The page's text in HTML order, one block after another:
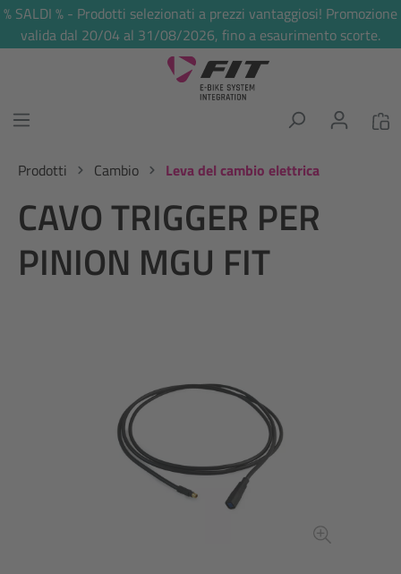
principale
% SALDI % - Prodotti selezionati a prezzi vantaggiosi! Promozione
valida dal 20/04 al 31/08/2026, fino a esaurimento scorte.
Prodotti Cambio Leva del cambio elettrica
CAVO TRIGGER PER
PINION MGU FIT